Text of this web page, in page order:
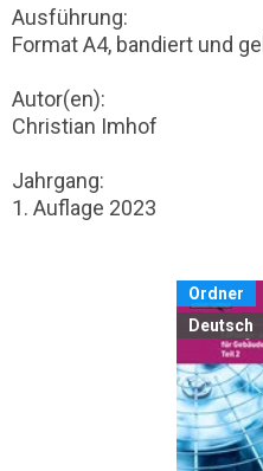
Ausführung:
Format A4, bandiert und
Autor(en):
Christian Imhof
Jahrgang:
1. Auflage 2023
Ordner
Deutsch